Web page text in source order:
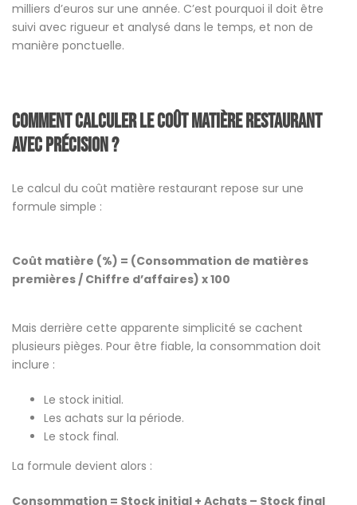
milliers d’euros sur une année. C’est pourquoi il doit être
suivi avec rigueur et analysé dans le temps, et non de
manière ponctuelle.
Comment calculer le coût matière restaurant
avec précision ?
Le calcul du coût matière restaurant repose sur une
formule simple :
Coût matière (%) = (Consommation de matières
premières / Chiffre d’affaires) x 100
Mais derrière cette apparente simplicité se cachent
plusieurs pièges. Pour être fiable, la consommation doit
inclure :
Le stock initial.
Les achats sur la période.
Le stock final.
La formule devient alors :
Consommation = Stock initial + Achats – Stock final